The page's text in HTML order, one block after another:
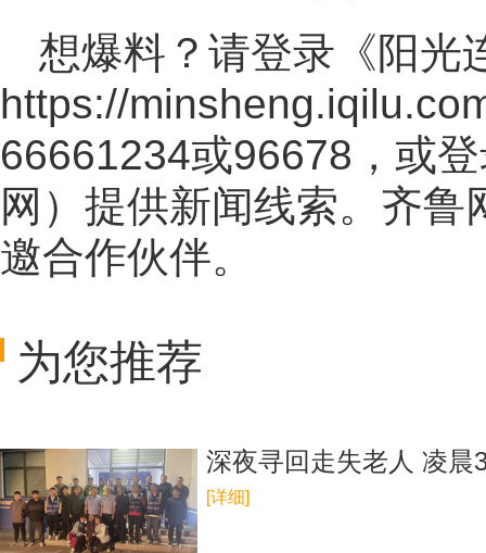
想爆料？请登录《阳光
https://
66661234或96678，或
网 ）提供新闻线索。齐鲁
邀合作伙伴。
为您推荐
深夜寻回走失老人 凌晨
[详细]